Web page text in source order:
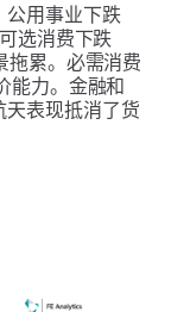
公用事业下跌
选消费下跌
拖累。必需消费
能力。金融和
表现抵消了货